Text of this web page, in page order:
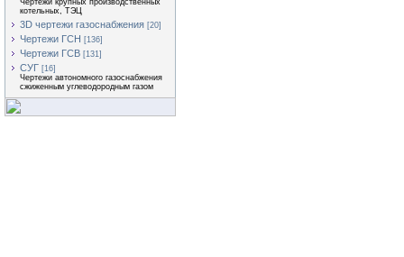
Чертежи крупных производственных
котельных, ТЭЦ
3D чертежи газоснабжения [20]
Чертежи ГСН [136]
Чертежи ГСВ [131]
СУГ [16]
Чертежи автономного газоснабжения
сжиженным углеводородным газом